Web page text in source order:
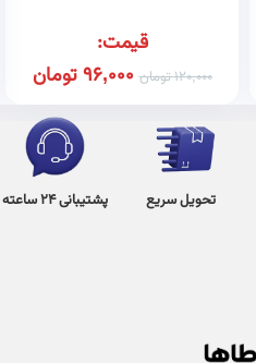
قیمت:
120,000تومان 96,000تومان
تحویل سریع پشتیبانی 24 ساعته